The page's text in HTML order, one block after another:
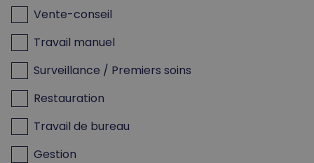
Vente-conseil
Travail manuel
Surveillance / Premiers soins
Restauration
Travail de bureau
Gestion